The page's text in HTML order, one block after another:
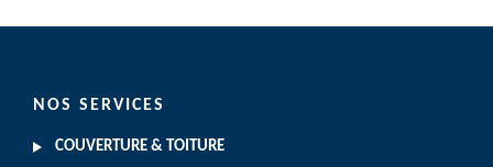
NOS SERVICES
COUVERTURE & TOITURE